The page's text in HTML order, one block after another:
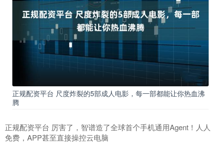
正规配资平台 尺度炸裂的5部成人电影，每一部都能让你热血沸
腾
正规配资平台 厉害了，智谱造了全球首个手机通用Agent！人人
免费，APP甚至直接操控云电脑